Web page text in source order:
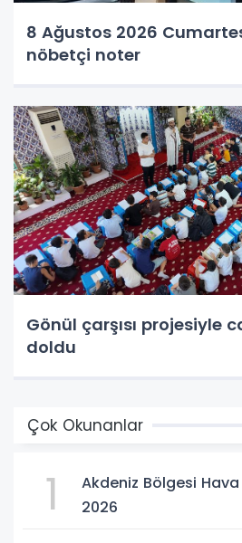
8 Ağustos 2026
nöbetçi noter
Gönül çarşısı projesiyle
doldu
Çok Okunanlar
1
Akdeniz Bölgesi
2026